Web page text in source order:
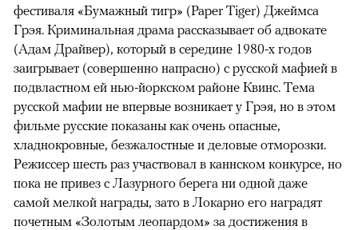
фестиваля «Бумажный тигр» (Paper Tiger) Джеймса
Грэя. Криминальная драма рассказывает об адвокате
(Адам Драйвер), который в середине 1980-х годов
заигрывает (совершенно напрасно) с русской мафией в
подвластном ей нью-йоркском районе Квинс. Тема
русской мафии не впервые возникает у Грэя, но в этом
фильме русские показаны как очень опасные,
хладнокровные, безжалостные и деловые отморозки.
Режиссер шесть раз участвовал в каннском конкурсе, но
пока не привез с Лазурного берега ни одной даже
самой мелкой награды, зато в Локарно его наградят
почетным «Золотым леопардом» за достижения в